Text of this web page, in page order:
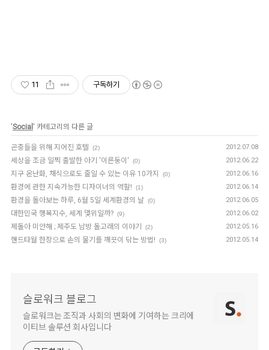
11 구독하기
'Social ' 카테고리의 다른 글
곤충들을 위해 지어진 호텔 (2) 2012.07.08
세상을 조금 일찍 출발한 아기 '이른둥이' (0) 2012.06.22
지구 온난화, 채식으로도 줄일 수 있는 이유 10가지 (0) 2012.06.16
환경에 관한 지속가능한 디자이너의 역할! (1) 2012.06.14
환경을 돌아보는 하루, 6월 5일 세계환경의 날 (0) 2012.06.05
대한민국 행복지수, 세계 몇위일까? (9) 2012.06.02
제돌아 미안해 ; 제주도 남방 돌고래의 이야기 (2) 2012.05.16
핸드타월 한장으로 손의 물기를 깨끗이 닦는 방법! (3) 2012.05.14
슬로워크 블로그
슬로워크는 조직과 사회의 변화에 기여하는 크리에
이티브 솔루션 회사입니다